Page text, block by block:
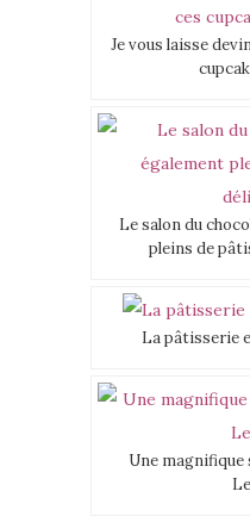
Je vous laisse
Le salon du
pleins de
La pâtisserie
Une